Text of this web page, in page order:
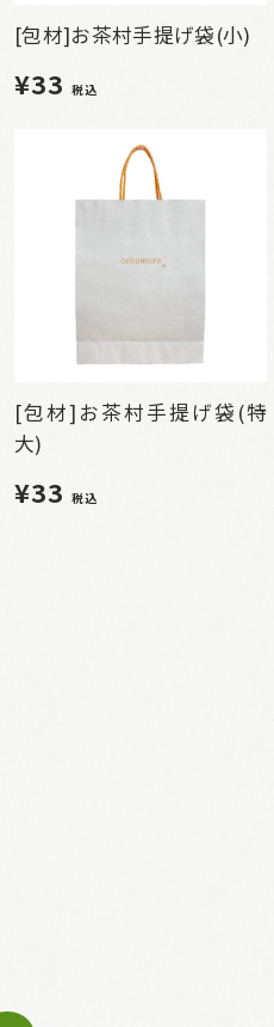
[包材]お茶村手提げ袋(小)
¥33税込
[包材]お茶村手提げ袋(特
大)
¥33税込